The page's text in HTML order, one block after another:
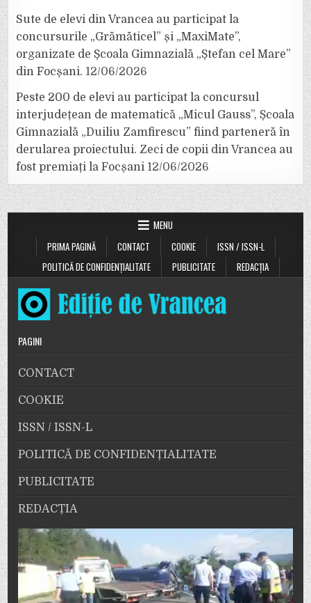
Sute de elevi din Vrancea au participat la
concursurile „Grămăticel” și „MaxiMate”,
organizate de Școala Gimnazială „Ștefan cel Mare”
din Focșani. 12/06/2026
Peste 200 de elevi au participat la concursul
interjudețean de matematică „Micul Gauss”, Școala
Gimnazială „Duiliu Zamfirescu” fiind parteneră în
derularea proiectului. Zeci de copii din Vrancea au
fost premiați la Focșani 12/06/2026
MENU
PRIMA PAGINĂ
CONTACT COOKIE
ISSN / ISSN-L
POLITICĂ DE CONFIDENȚIALITATE
PUBLICITATE REDACȚIA
PAGINI
CONTACT
COOKIE
ISSN / ISSN-L
POLITICĂ DE CONFIDENȚIALITATE
PUBLICITATE
REDACȚIA